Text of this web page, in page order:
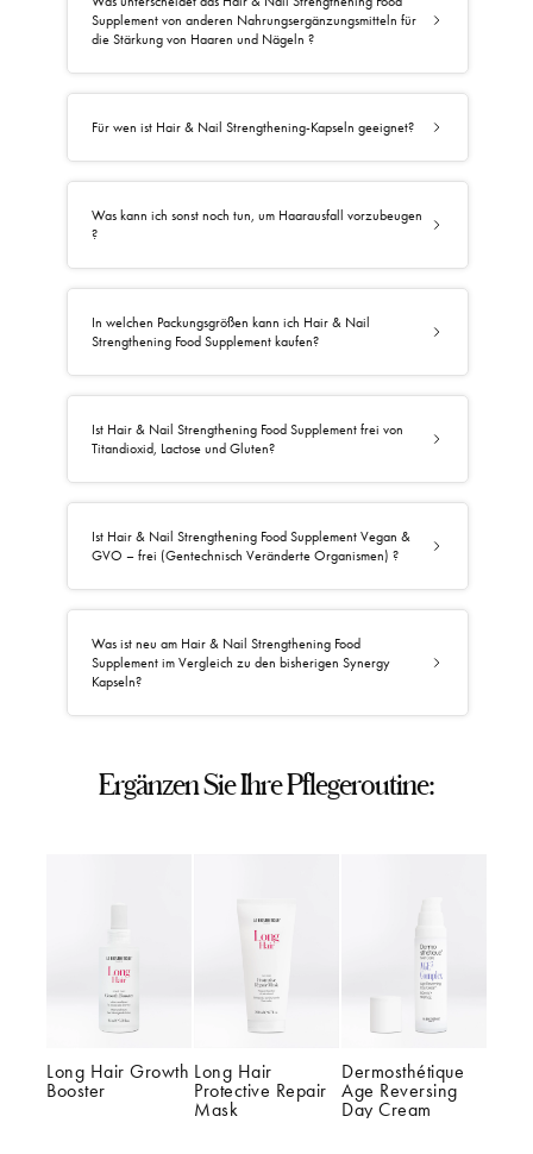
Supplement von anderen Nahrungsergänzungsmitteln für
die Stärkung von Haaren und Nägeln ?
Für wen ist Hair & Nail Strengthening-Kapseln geeignet?
Was kann ich sonst noch tun, um Haarausfall vorzubeugen
?
In welchen Packungsgrößen kann ich Hair & Nail
Strengthening Food Supplement kaufen?
Ist Hair & Nail Strengthening Food Supplement frei von
Titandioxid, Lactose und Gluten?
Ist Hair & Nail Strengthening Food Supplement Vegan &
GVO – frei (Gentechnisch Veränderte Organismen) ?
Was ist neu am Hair & Nail Strengthening Food
Supplement im Vergleich zu den bisherigen Synergy
Kapseln?
zusätzliche Wirkung
Aminosäuren : L – Cystein und L –
Methionin erhöhen die Widerstandskraft
und stimulieren das Wachstum von
Haaren und Nägeln. Trägt zur Erhaltung
der gesunden Struktur von Haaren,
Ergänzen Sie Ihre Pflegeroutine:
Long Hair Growth
Booster
Long Hair
Protective Repair
Mask
Dermosthétique
Age Reversing
Day Cream